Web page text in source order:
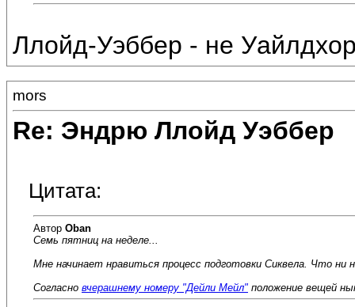
Ллойд-Уэббер - не
mors
Re: Эндрю Ллойд Уэббер
Цитата:
Автор Oban
Семь пятниц на неделе...
Мне начинает нравиться процесс подготовки Сиквела. Что
Согласно вчерашнему номеру "Дейли Мейл" положение вещей